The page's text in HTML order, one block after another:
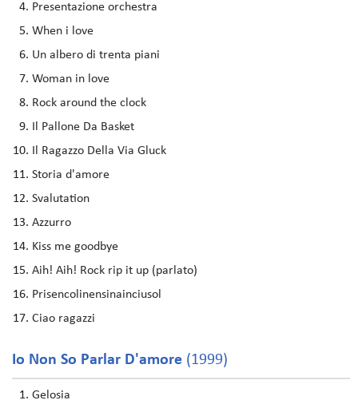
Presentazione orchestra
When i love
Un albero di trenta piani
Woman in love
Rock around the clock
Il Pallone Da Basket
Il Ragazzo Della Via Gluck
Storia d'amore
Svalutation
Azzurro
Kiss me goodbye
Aih! Aih! Rock rip it up (parlato)
Prisencolinensinainciusol
Ciao ragazzi
Io Non So Parlar D'amore (1999)
Gelosia